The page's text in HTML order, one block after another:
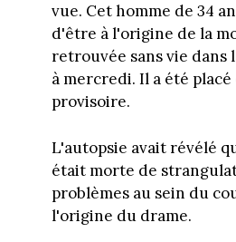
vue. Cet homme de 34
d'être à l'origine de la
retrouvée sans vie dans
à mercredi. Il a été
provisoire.
L'autopsie avait révélé
était morte de
problèmes au sein du
l'origine du drame.